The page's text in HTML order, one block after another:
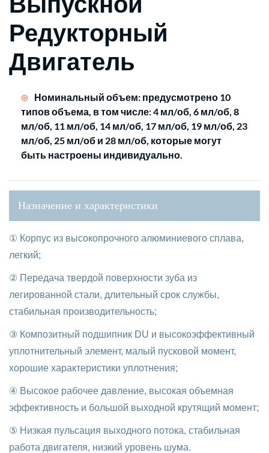
Редукторный
Двигатель
Номинальный объем: предусмотрено 10
типов объема, в том числе: 4 мл/об, 6 мл/об, 8
мл/об, 11 мл/об, 14 мл/об, 17 мл/об, 19 мл/об, 23
мл/об, 25 мл/об и 28 мл/об, которые могут
быть настроены индивидуально.
Назначение и характеристики
① Корпус из высокопрочного алюминиевого сплава,
легкий;
② Передача твердой поверхности зуба из
легированной стали, длительный срок службы,
стабильная производительность;
③ Композитный подшипник DU и высокоэффективный
уплотнительный элемент, малый пусковой момент,
хорошие характеристики уплотнения;
④ Высокое рабочее давление, высокая объемная
эффективность и большой выходной крутящий момент;
⑤ Низкая пульсация выходного потока, стабильная
работа двигателя, низкий уровень шума.